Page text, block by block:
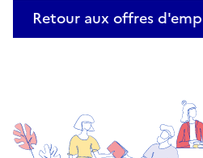
Retour aux offres